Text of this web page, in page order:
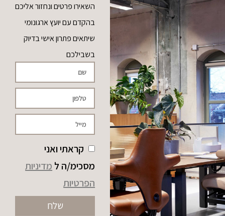
השאירו פרטים ונחזור אליכם
בהקדם עם יועץ ארגונומי
שיתאים פתרון אישי בדיוק
בשבילכם
קראתי ואני
מסכימ/ה ל מדיניות
הפרטיות
שלח